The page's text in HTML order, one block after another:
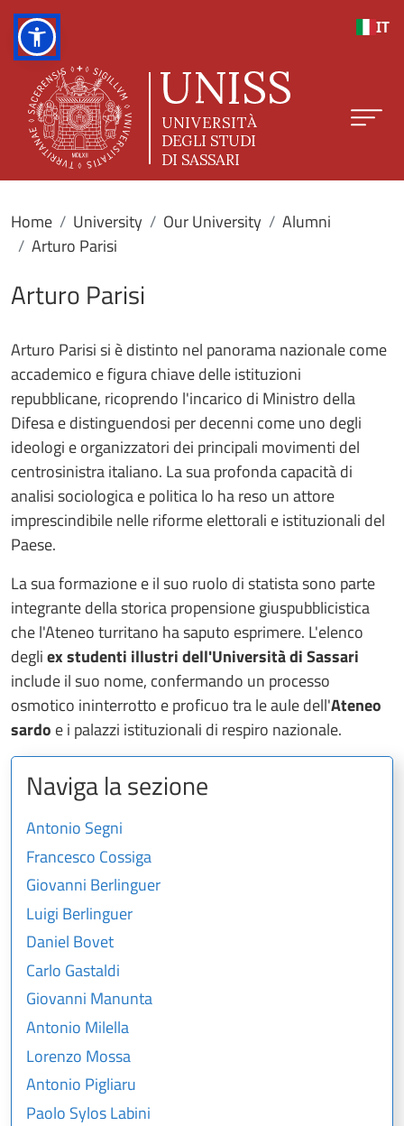
IT
Home University Our University
Alumni
Arturo Parisi
Arturo Parisi
Arturo Parisi si è distinto nel panorama nazionale come
accademico e figura chiave delle istituzioni
repubblicane, ricoprendo l'incarico di Ministro della
Difesa e distinguendosi per decenni come uno degli
ideologi e organizzatori dei principali movimenti del
centrosinistra italiano. La sua profonda capacità di
analisi sociologica e politica lo ha reso un attore
imprescindibile nelle riforme elettorali e istituzionali del
Paese.
La sua formazione e il suo ruolo di statista sono parte
integrante della storica propensione giuspubblicistica
che l'Ateneo turritano ha saputo esprimere. L'elenco
degliex studenti illustri dell'Università di Sassari
include il suo nome, confermando un processo
osmotico ininterrotto e proficuo tra le aule dell'Ateneo
sardo e i palazzi istituzionali di respiro nazionale.
Naviga la sezione
Antonio Segni
Francesco Cossiga
Giovanni Berlinguer
Luigi Berlinguer
Daniel Bovet
Carlo Gastaldi
Giovanni Manunta
Antonio Milella
Lorenzo Mossa
Antonio Pigliaru
Paolo Sylos Labini